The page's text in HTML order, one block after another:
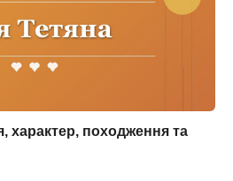
характер, походження та